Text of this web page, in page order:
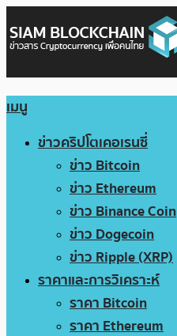
เมนู
ข่าวคริปโตเคอเรนซี่
ข่าว Bitcoin
ข่าว Ethereum
ข่าว Binance Coin
ข่าว Dogecoin
ข่าว Ripple (XRP)
ราคาและการวิเคราะห์
ราคา Bitcoin
ราคา Ethereum